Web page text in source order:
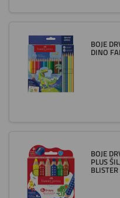
BOJE
DINO
BOJE
PLUS
BLISTER